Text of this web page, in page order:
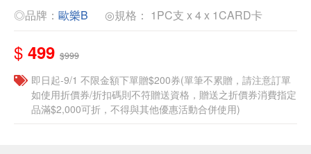
◎品牌： 歐樂B ◎規格： 1PC支 x 4 x 1CARD卡
$ 499 $999
即日起-9/1 不限金額下單贈$200券(單筆不累贈，請注意訂單
如使用折價券/折扣碼則不符贈送資格，贈送之折價券消費指定
品滿$2,000可折，不得與其他優惠活動合併使用)